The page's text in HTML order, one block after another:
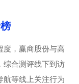
度，赢商股份与高
综合测评线下到访
航等线上关注行为